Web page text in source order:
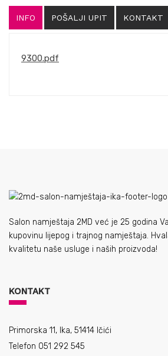
INFO POŠALJI UPIT KONTAKT
9300.pdf
Salon namještaja 2MD već je 25 godina
kupovinu lijepog i trajnog namještaja.
kvalitetu naše usluge i naših proizvoda!
KONTAKT
Primorska 11, Ika, 51414 Ičići
Telefon 051 292 545